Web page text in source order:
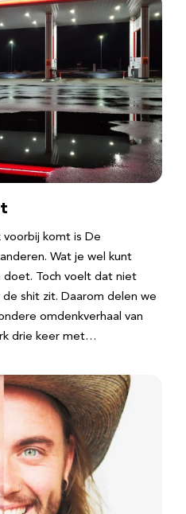
voorbij komt is De
Wat je wel kunt
doet. Toch voelt dat niet
shit zit. Daarom delen we
omdenkverhaal van
drie keer met…